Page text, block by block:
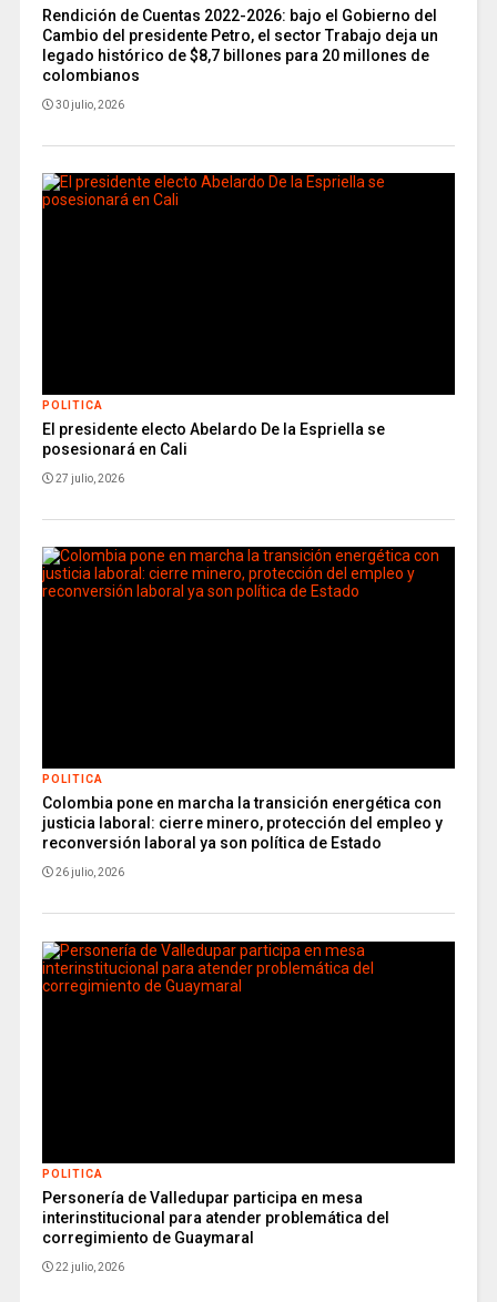
Rendición de Cuentas 2022-2026: bajo el Gobierno del
Cambio del presidente Petro, el sector Trabajo deja un
legado histórico de $8,7 billones para 20 millones de
colombianos
30 julio, 2026
POLITICA
El presidente electo Abelardo De la Espriella se
posesionará en Cali
27 julio, 2026
POLITICA
Colombia pone en marcha la transición energética con
justicia laboral: cierre minero, protección del empleo y
reconversión laboral ya son política de Estado
26 julio, 2026
POLITICA
Personería de Valledupar participa en mesa
interinstitucional para atender problemática del
corregimiento de Guaymaral
22 julio, 2026